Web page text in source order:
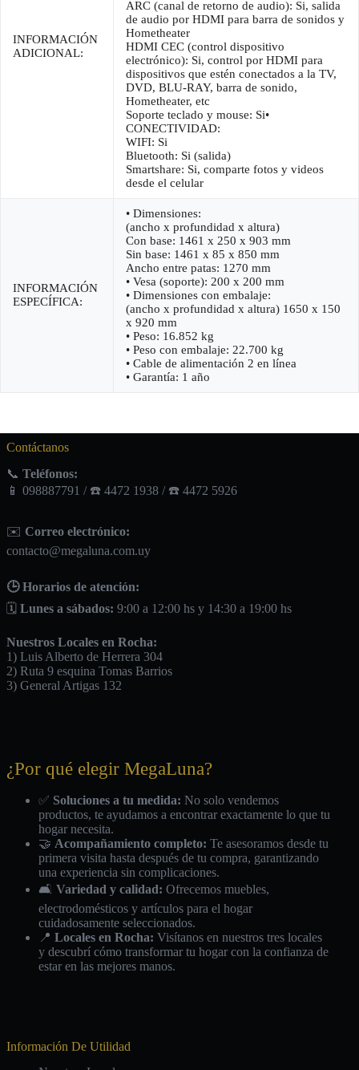
INFORMACIÓN
ADICIONAL:
ARC (canal de retorno de audio): Si, salida
de audio por HDMI para barra de sonidos y
Hometheater
HDMI CEC (control dispositivo
electrónico): Si, control por HDMI para
dispositivos que estén conectados a la TV,
DVD, BLU-RAY, barra de sonido,
Hometheater, etc
Soporte teclado y mouse: Si•
CONECTIVIDAD:
WIFI: Si
Bluetooth: Si (salida)
Smartshare: Si, comparte fotos y videos
desde el celular
INFORMACIÓN
ESPECÍFICA:
• Dimensiones:
(ancho x profundidad x altura)
Con base: 1461 x 250 x 903 mm
Sin base: 1461 x 85 x 850 mm
Ancho entre patas: 1270 mm
• Vesa (soporte): 200 x 200 mm
• Dimensiones con embalaje:
(ancho x profundidad x altura) 1650 x 150
x 920 mm
• Peso: 16.852 kg
• Peso con embalaje: 22.700 kg
• Cable de alimentación 2 en línea
• Garantía: 1 año
Contáctanos
📞 Teléfonos:
📱 098887791 / ☎️ 4472 1938 / ☎️ 4472 5926
✉️ Correo electrónico:
contacto@megaluna.com.uy
🕒 Horarios de atención:
🗓️ Lunes a sábados: 9:00 a 12:00 hs y 14:30 a 19:00 hs
Nuestros Locales en Rocha:
1) Luis Alberto de Herrera 304
2) Ruta 9 esquina Tomas Barrios
3) General Artigas 132
¿Por qué elegir MegaLuna?
✅ Soluciones a tu medida: No solo vendemos
productos, te ayudamos a encontrar exactamente lo que tu
hogar necesita.
🤝 Acompañamiento completo: Te asesoramos desde tu
primera visita hasta después de tu compra, garantizando
una experiencia sin complicaciones.
🛋️ Variedad y calidad: Ofrecemos muebles,
electrodomésticos y artículos para el hogar
cuidadosamente seleccionados.
📍 Locales en Rocha: Visítanos en nuestros tres locales
y descubrí cómo transformar tu hogar con la confianza de
estar en las mejores manos.
Información De Utilidad